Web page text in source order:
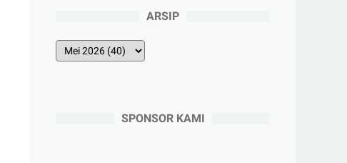
ARSIP
SPONSOR KAMI